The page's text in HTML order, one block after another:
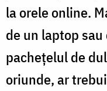
la orele online.
de un laptop
pachețelul de
oriunde, ar